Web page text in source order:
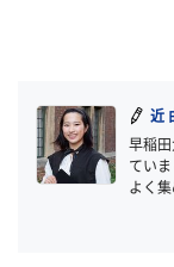
近
早稲
てい
よく集